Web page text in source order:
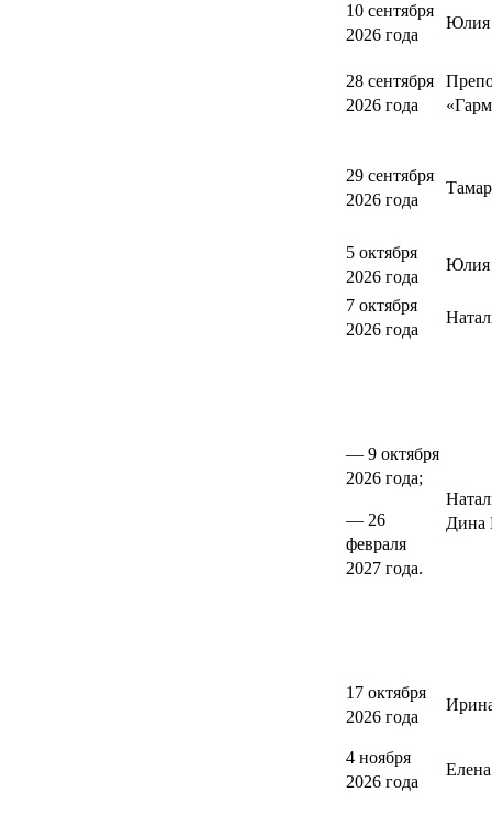
10 сентября
2026 года
Юлия
28 сентября
2026 года
29 сентября
2026 года
5 октября
2026 года
Юлия
7 октября
2026 года
— 9 октября
2026 года;
— 26
февраля
2027 года.
Дина
17 октября
2026 года
4 ноября
2026 года